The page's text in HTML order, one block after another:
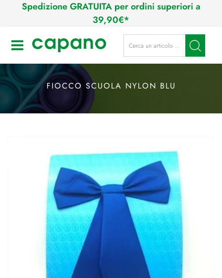
Spedizione GRATUITA per ordini superiori a
39,90€*
Open La modifica di un filtro
FIOCCO SCUOLA NYLON BLU